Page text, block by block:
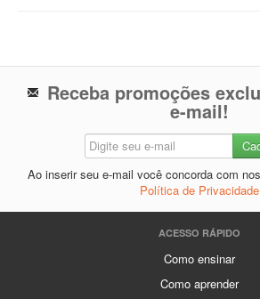
Receba promoções
e-mail!
Ao inserir seu e-mail você concorda com
Política de Privacidade
ACESSO RÁPIDO
Como ensinar
Como aprender